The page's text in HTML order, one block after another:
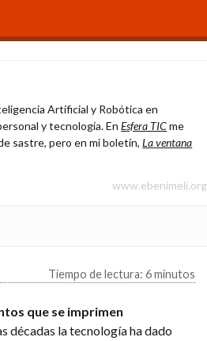
Artificial y Robótica en
y tecnología. EnEsfera TICme
sastre, pero en mi boletín,La ventana
www.ebenimeli.org
Tiempo de lectura: 6 minutos
que se imprimen
décadas la tecnología ha dado